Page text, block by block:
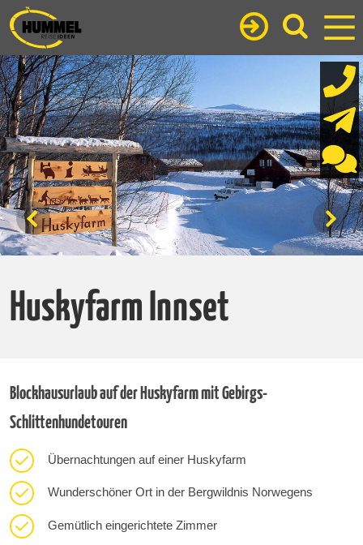
Huskyfarm Innset
Blockhausurlaub auf der Huskyfarm mit Gebirgs-
Schlittenhundetouren
Übernachtungen auf einer Huskyfarm
Wunderschöner Ort in der Bergwildnis Norwegens
Gemütlich eingerichtete Zimmer